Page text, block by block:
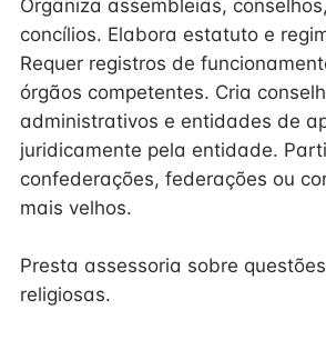
Organiza assembleias,
concílios. Elabora estatuto e
Requer registros de
órgãos competentes. Cria
administrativos e entidades de
juridicamente pela entidade.
confederações, federações ou
mais velhos.
Presta assessoria sobre
religiosas.